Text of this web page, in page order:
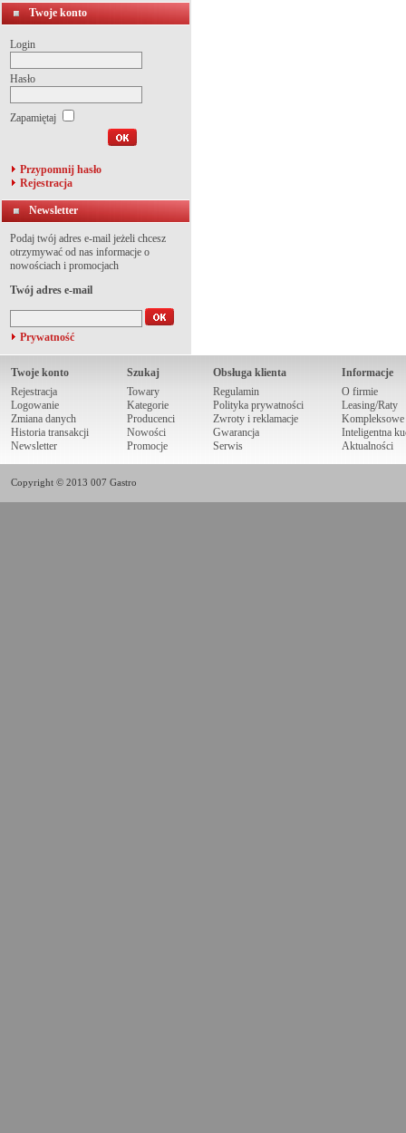
Twoje konto
Login
Hasło
Zapamiętaj
Przypomnij hasło
Rejestracja
Newsletter
Podaj twój adres e-mail jeżeli chcesz
otrzymywać od nas informacje o
nowościach i promocjach
Twój adres e-mail
Prywatność
Twoje konto
Rejestracja
Logowanie
Zmiana danych
Historia transakcji
Newsletter
Szukaj
Towary
Kategorie
Producenci
Nowości
Promocje
Obsługa klienta
Regulamin
Polityka prywatności
Zwroty i reklamacje
Gwarancja
Serwis
Informacje
O firmie
Leasing/Raty
Kompleksowe
Inteligentna
Aktualności
Copyright © 2013 007 Gastro